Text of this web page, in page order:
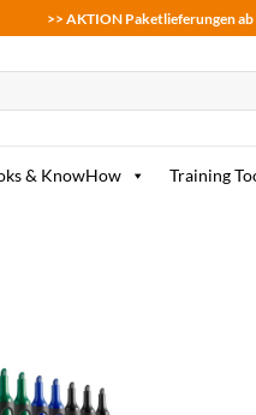
>> AKTION Paketlieferungen
& KnowHow Training